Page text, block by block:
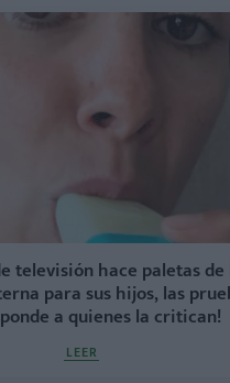
televisión hace paletas
para sus hijos, las
a quienes la critican!
LEER